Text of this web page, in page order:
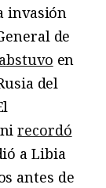
invasión
de
en
del
recordó
a Libia
antes de